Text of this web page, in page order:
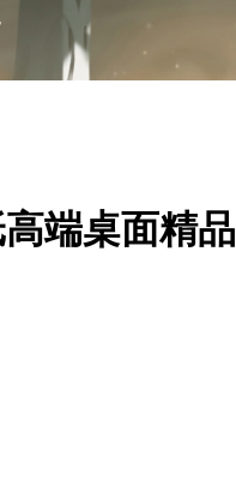
高端桌面精品